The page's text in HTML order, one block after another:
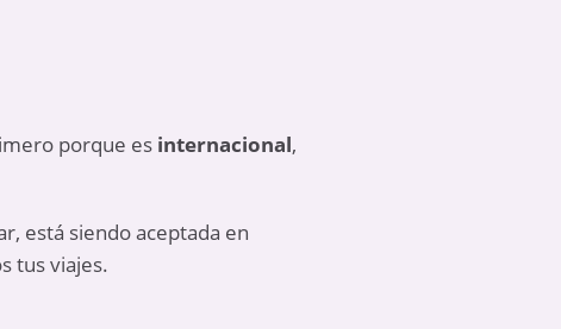
porque es internacional,
está siendo aceptada en
tus viajes.